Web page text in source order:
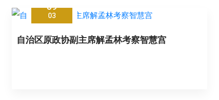
09
03
自治区原政协副主席解孟林考察智慧宫